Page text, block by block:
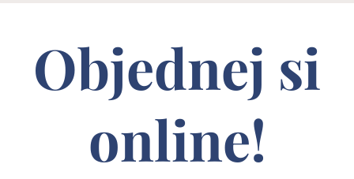
Objednej si
online!